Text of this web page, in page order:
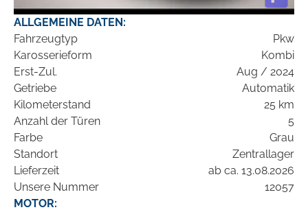
ALLGEMEINE DATEN:
Fahrzeugtyp
Pkw
Karosserieform
Kombi
Erst-Zul.
Aug / 2024
Getriebe
Automatik
Kilometerstand
25 km
Anzahl der Türen
5
Farbe
Grau
Standort
Zentrallager
Lieferzeit
ab ca. 13.08.2026
Unsere Nummer
12057
MOTOR: